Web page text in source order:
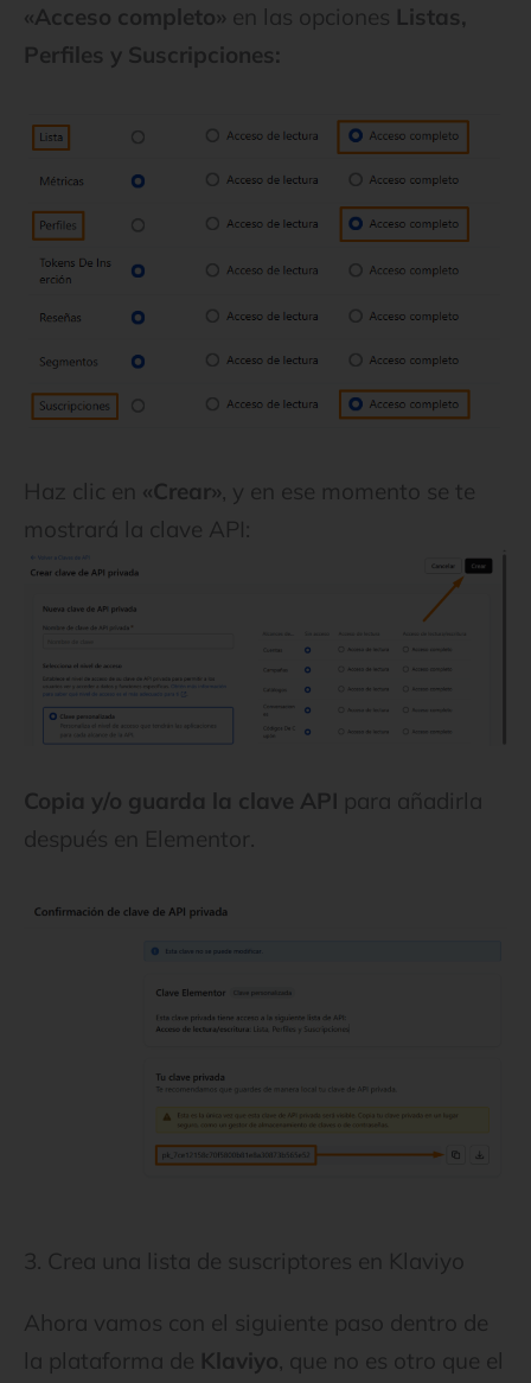
«Acceso completo» en las opciones Listas,
Perfiles y Suscripciones:
Haz clic en «Crear», y en ese momento se te
mostrará la clave API:
Copia y/o guarda la clave API para añadirla
después en Elementor.
3. Crea una lista de suscriptores en Klaviyo
Ahora vamos con el siguiente paso dentro de
la plataforma de Klaviyo, que no es otro que el